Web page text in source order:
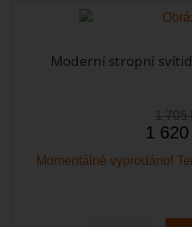
Moderní stropní
1 705
1
Momentálně vyprodáno!